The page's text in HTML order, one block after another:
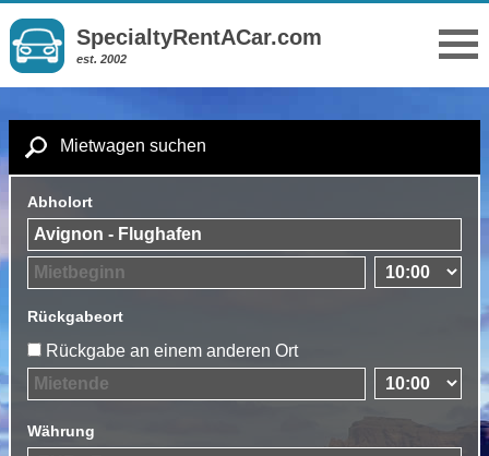
SpecialtyRentACar.com
est. 2002
Mietwagen suchen
Abholort
Rückgabeort
Rückgabe an einem anderen Ort
Währung